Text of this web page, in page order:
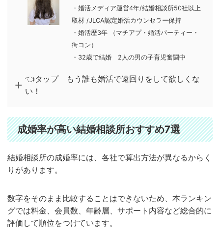
・婚活メディア運営4年/結婚相談所50社以上
取材 /JLCA認定婚活カウンセラー保持
・婚活歴3年 （マチアプ・婚活パーティー・
街コン）
・32歳で結婚 2人の男の子育児奮闘中
👈タップ もう誰も婚活で遠回りをして欲しくな
い！
成婚率が高い結婚相談所おすすめ7選
結婚相談所の成婚率には、各社で算出方法が異なるからく
りがあります。
数字をそのまま比較することはできないため、本ランキン
グでは料金、会員数、年齢層、サポート内容など総合的に
評価して順位をつけています。